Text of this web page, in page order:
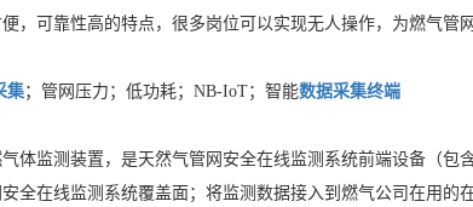
，可靠性高的特点，很多岗位可以实现无人操作，为燃气管
集；管网压力；低功耗；NB-IoT；智能数据采集终端
体监测装置，是天然气管网安全在线监测系统前端设备（包
全在线监测系统覆盖面；将监测数据接入到燃气公司在用的